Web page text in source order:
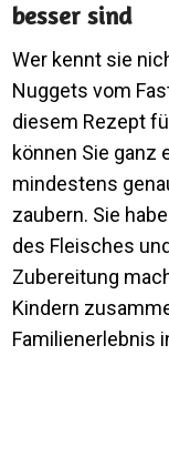
besser sind
Wer kennt sie
Nuggets vom
diesem Rezept
können Sie ganz
mindestens
zaubern. Sie
des Fleisches
Zubereitung
Kindern
Familienerlebnis